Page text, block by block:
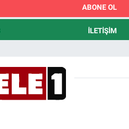
ABONE OL
İLETIŞIM